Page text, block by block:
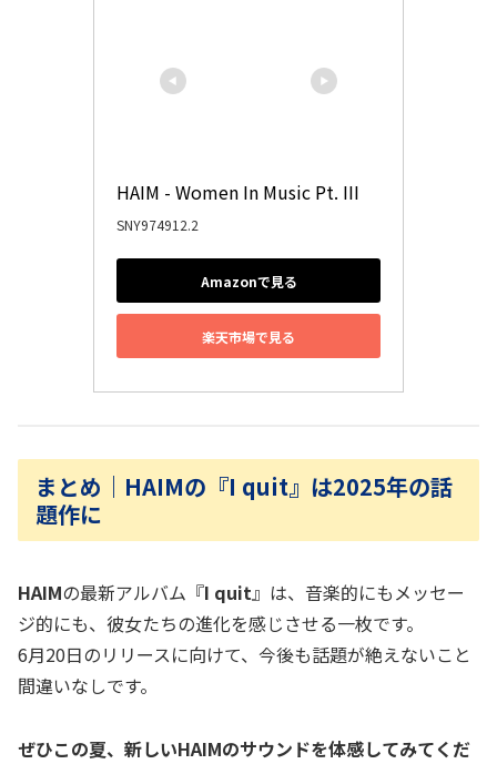
HAIM - Women In Music Pt. III
SNY974912.2
Amazonで見る
楽天市場で見る
まとめ｜HAIMの『I quit』は2025年の話
題作に
HAIMの最新アルバム『I quit』は、音楽的にもメッセー
ジ的にも、彼女たちの進化を感じさせる一枚です。
6月20日のリリースに向けて、今後も話題が絶えないこと
間違いなしです。
ぜひこの夏、新しいHAIMのサウンドを体感してみてくだ